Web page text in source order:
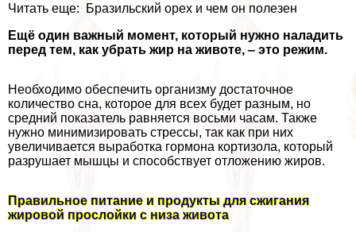
Читать еще: Бразильский орех и чем он полезен
Ещё один важный момент, который нужно наладить
перед тем, как убрать жир на животе, ‒ это режим.
Необходимо обеспечить организму достаточное
количество сна, которое для всех будет разным, но
средний показатель равняется восьми часам. Также
нужно минимизировать стрессы, так как при них
увеличивается выработка гормона кортизола, который
разрушает мышцы и способствует отложению жиров.
Правильное питание и продукты для сжигания
жировой прослойки с низа живота